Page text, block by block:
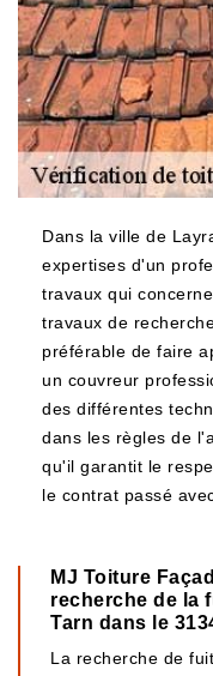
Dans la ville de
expertises d'un
travaux qui
travaux de
préférable de faire
un couvreur
des différentes
dans les règles de
qu'il garantit le
le contrat passé
MJ Toiture
recherche de la
Tarn dans le
La recherche de